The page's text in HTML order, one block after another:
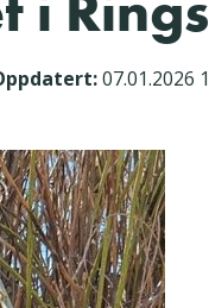
07.01.2026